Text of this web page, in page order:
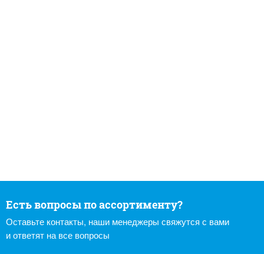
Есть вопросы по ассортименту?
Оставьте контакты, наши менеджеры свяжутся с вами
и ответят на все вопросы